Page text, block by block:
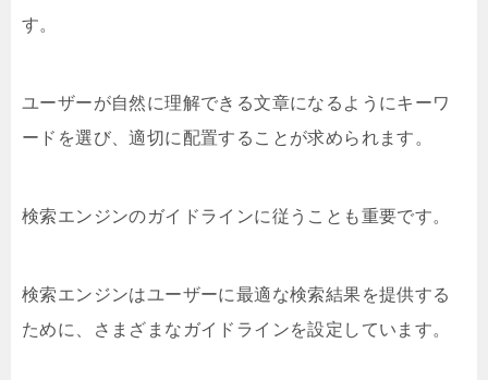
す。
ユーザーが自然に理解できる文章になるようにキーワ
ードを選び、適切に配置することが求められます。
検索エンジンのガイドラインに従うことも重要です。
検索エンジンはユーザーに最適な検索結果を提供する
ために、さまざまなガイドラインを設定しています。